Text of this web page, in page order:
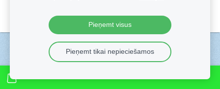
Sīkdatnes
Pieņemt visus
Pieņemt tikai nepieciešamos